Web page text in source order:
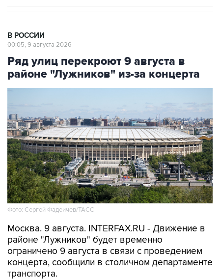
В РОССИИ
00:05, 9 августа 2026
Ряд улиц перекроют 9 августа в
районе "Лужников" из-за концерта
Фото: Сергей Фадеичев/ТАСС
Москва. 9 августа. INTERFAX.RU - Движение в
районе "Лужников" будет временно
ограничено 9 августа в связи с проведением
концерта, сообщили в столичном департаменте
транспорта.